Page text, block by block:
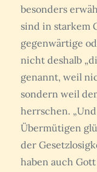
besonders
sind in starkem
gegenwärtige
nicht deshalb
genannt, weil
sondern weil
herrschen.
Übermütigen
der
haben auch